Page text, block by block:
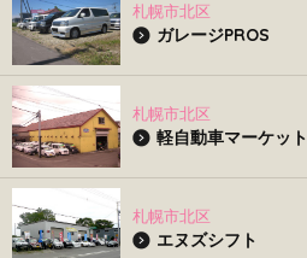
札幌市北区
ガレージPROS
札幌市北区
軽自動車マーケット
札幌市北区
エヌズシフト